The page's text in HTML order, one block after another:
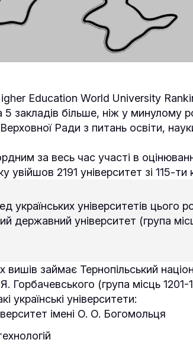
Education World University
5 закладів більше, ніж у минулому
Ради з питань освіти,
за весь час участі в
увійшов 2191 університет зі 115-ти
українських університетів цього
державний університет (група
вишів займає Тернопільський
Горбачевського (група місць 1201-
українські університети:
імені О. О. Богомольця